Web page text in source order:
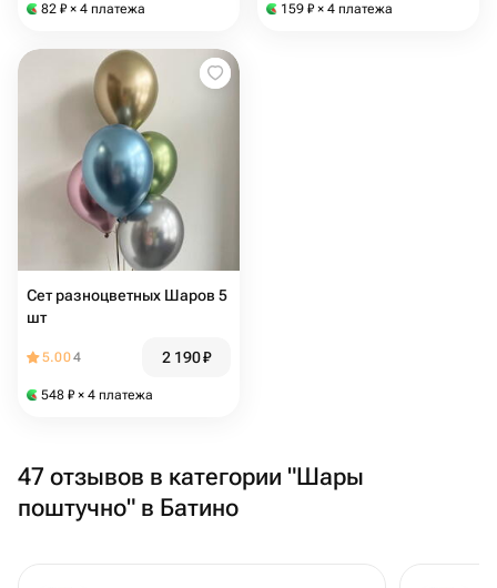
82 ₽ × 4 платежа 159 ₽ × 4 платежа
Сет разноцветных Шаров 5
шт
5.004 2 190₽
548 ₽ × 4 платежа
47 отзывов в категории "Шары
поштучно" в Батино